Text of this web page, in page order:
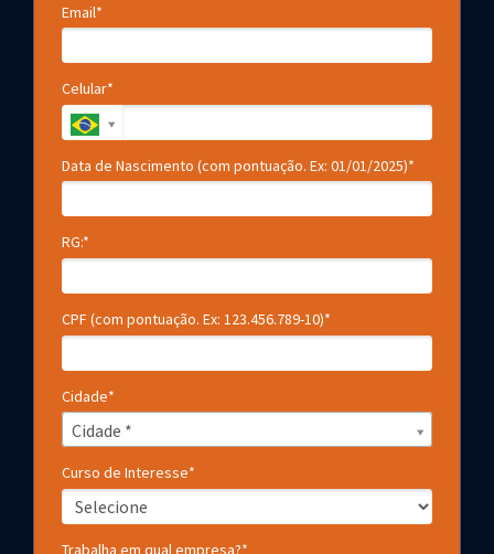
Email*
Celular*
Data de Nascimento (com pontuação. Ex: 01/01/2025)*
RG:*
CPF (com pontuação. Ex: 123.456.789-10)*
Cidade*
Cidade *
Cidade*
Curso de Interesse*
Trabalha em qual empresa?*